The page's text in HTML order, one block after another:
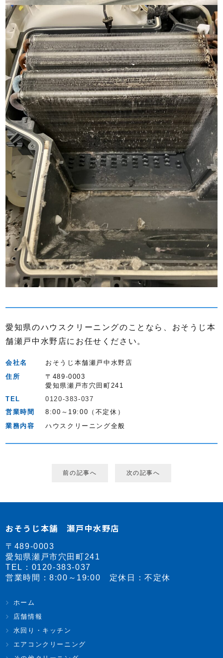
愛知県のハウスクリーニングのことなら、おそうじ本
舗瀬戸中水野店にお任せください。
会社名
おそうじ本舗瀬戸中水野店
住所
〒489-0003
愛知県瀬戸市穴田町241
TEL
0120-383-037
営業時間
8:00～19:00（不定休）
業務内容
ハウスクリーニング全般
前の記事へ 次の記事へ
おそうじ本舗 瀬戸中水野店
〒489-0003
愛知県瀬戸市穴田町241
TEL： 0120-383-037
営業時間：8:00～19:00 定休日：不定休
ホーム
店舗情報
水回り・キッチン
エアコンクリーニング